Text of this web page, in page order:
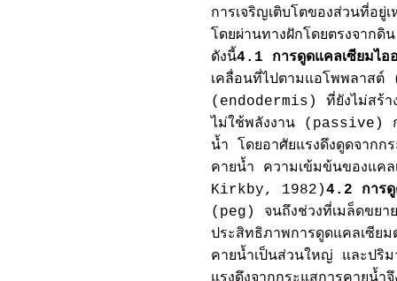
การเจริญเติบโตของส่วนที่อ
โดยผ่านทางฝักโดยตรงจา
ดังนี้4.1 การดูดแคลเซียมไอ
เคลื่อนที่ไปตามแอโพพลา
(endodermis) ที่ยังไม่สร้
ไม่ใช้พลังงาน (passive) ก
น้ำ โดยอาศัยแรงดึงดูดจากก
คายน้ำ ความเข้มข้นของแค
Kirkby, 1982)4.2 การดู
(peg) จนถึงช่วงที่เมล็ดขยาย
ประสิทธิภาพการดูดแคลเซียม
คายน้ำเป็นส่วนใหญ่ และปริ